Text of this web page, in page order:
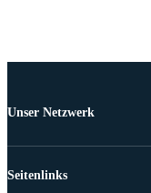
Unser Netzwerk
Seitenlinks